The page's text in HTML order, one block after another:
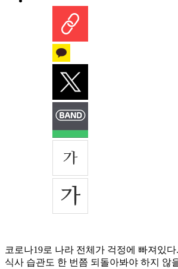
코로나19로 나라 전체가 걱정에 빠져있다
식사 습관도 한 번쯤 되돌아봐야 하지 않